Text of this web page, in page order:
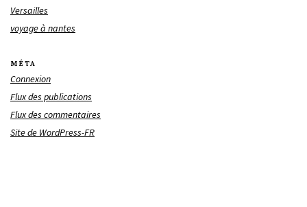
Versailles
voyage à nantes
MÉTA
Connexion
Flux des publications
Flux des commentaires
Site de WordPress-FR